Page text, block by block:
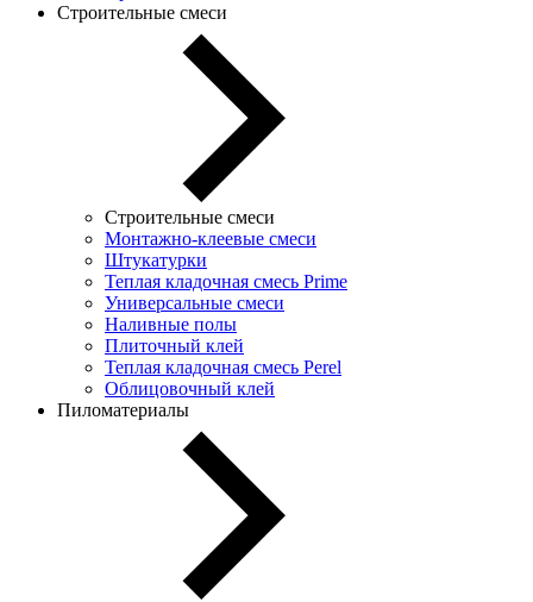
Строительные смеси
Строительные смеси
Монтажно-клеевые смеси
Штукатурки
Теплая кладочная смесь Prime
Универсальные смеси
Наливные полы
Плиточный клей
Теплая кладочная смесь Perel
Облицовочный клей
Пиломатериалы